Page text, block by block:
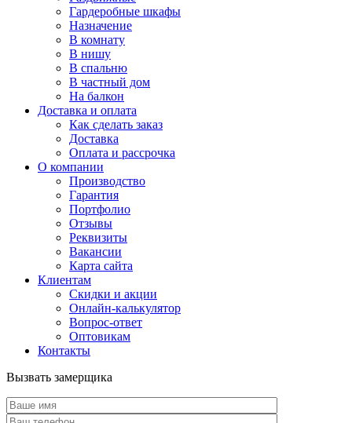
Гардеробные шкафы
Назначение
В комнату
В нишу
В спальню
В частный дом
На балкон
Доставка и оплата
Как сделать заказ
Доставка
Оплата и рассрочка
О компании
Производство
Гарантия
Портфолио
Отзывы
Реквизиты
Вакансии
Карта сайта
Клиентам
Скидки и акции
Онлайн-калькулятор
Вопрос-ответ
Оптовикам
Контакты
Вызвать замерщика